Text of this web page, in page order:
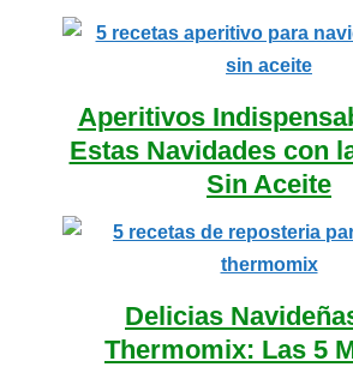
Aperitivos
Estas Navidades con
Sin Aceite
Delicias
Thermomix: Las 5